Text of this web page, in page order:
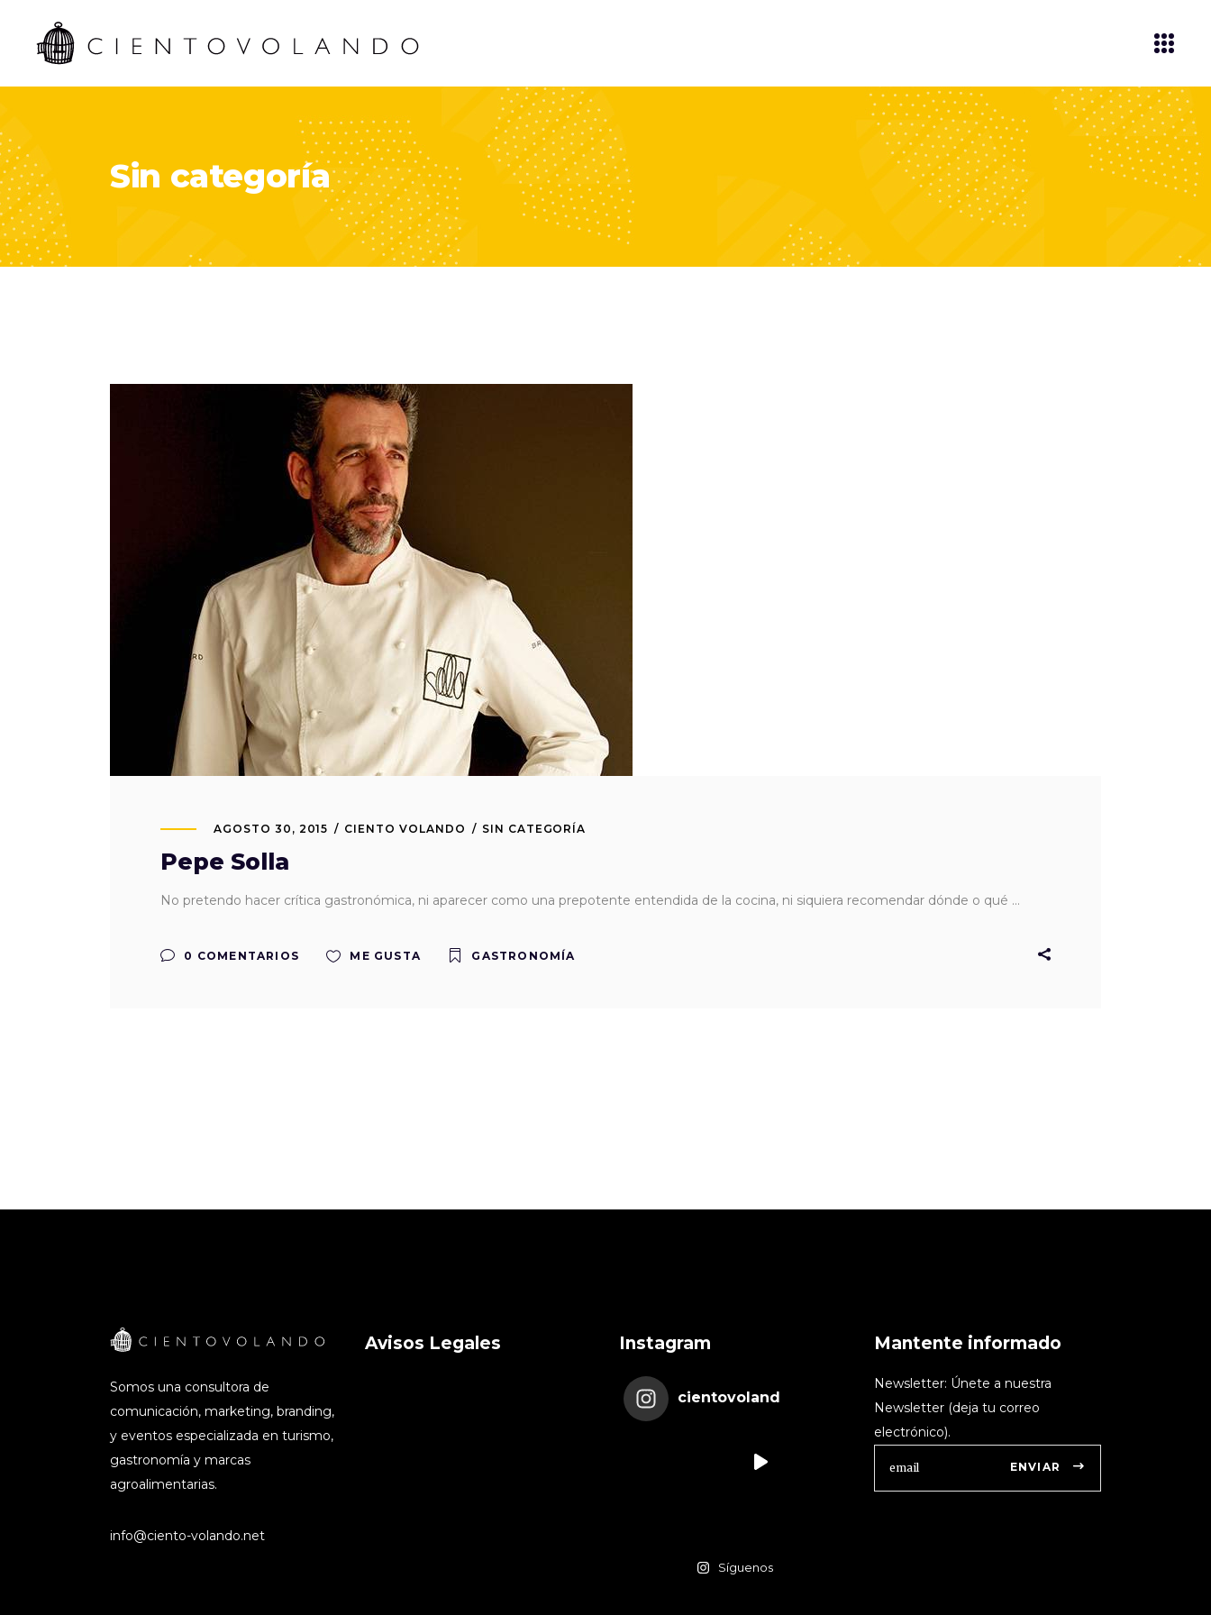
Sin categoría
AGOSTO 30, 2015 CIENTO VOLANDO SIN CATEGORÍA
Pepe Solla
No pretendo hacer crítica gastronómica, ni aparecer como una prepotente entendida de la cocina, ni siquiera recomendar dónde o qué
0 COMENTARIOS ME GUSTA GASTRONOMÍA
Somos una consultora de
comunicación, marketing, branding,
y eventos especializada en turismo,
gastronomía y marcas
agroalimentarias.
info@ciento-volando.net
Avisos Legales Instagram
cientovoland
Síguenos
Mantente informado
Newsletter: Únete a nuestra
Newsletter (deja tu correo
electrónico).
ENVIAR